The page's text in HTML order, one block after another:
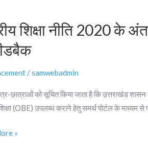
शिक्षा नीति 2020 के
/samwebadmin
छात्राओं को सूचित किया जाता है कि उत्तराखंड
(OBE) उपलब्ध कराने हेतु समर्थ पोर्टल के माध्यम
»